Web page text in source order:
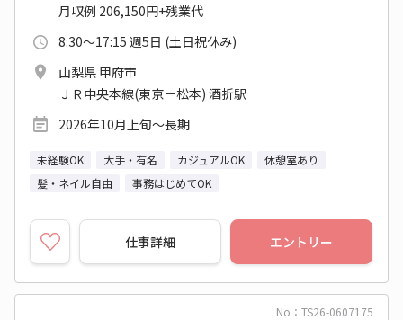
月収例 206,150円+残業代
8:30～17:15 週5日 (土日祝休み)
山梨県 甲府市
ＪＲ中央本線(東京－松本) 酒折駅
2026年10月上旬～長期
未経験OK 大手・有名 カジュアルOK
休憩室あり
髪・ネイル自由
事務はじめてOK
仕事詳細 エントリー
No：TS26-0607175